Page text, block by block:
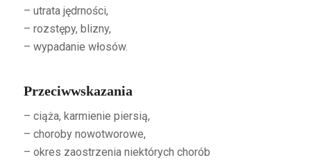
– utrata jędrności,
– rozstępy, blizny,
– wypadanie włosów.
Przeciwwskazania
– ciąża, karmienie piersią,
– choroby nowotworowe,
– okres zaostrzenia niektórych chorób